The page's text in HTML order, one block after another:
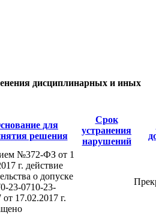
дисциплинарных и иных
для
решения
Срок
устранения
нарушений
№372-ФЗ от 1
г. действие
о допуске
23-0710-23-
от 17.02.2017 г.